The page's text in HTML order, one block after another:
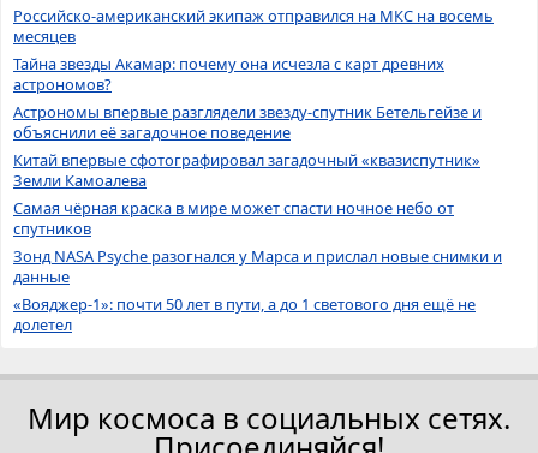
Российско-американский экипаж отправился на МКС на восемь
месяцев
Тайна звезды Акамар: почему она исчезла с карт древних
астрономов?
Астрономы впервые разглядели звезду-спутник Бетельгейзе и
объяснили её загадочное поведение
Китай впервые сфотографировал загадочный «квазиспутник»
Земли Камоалева
Самая чёрная краска в мире может спасти ночное небо от
спутников
Зонд NASA Psyche разогнался у Марса и прислал новые снимки и
данные
«Вояджер-1»: почти 50 лет в пути, а до 1 светового дня ещё не
долетел
Мир космоса в социальных сетях.